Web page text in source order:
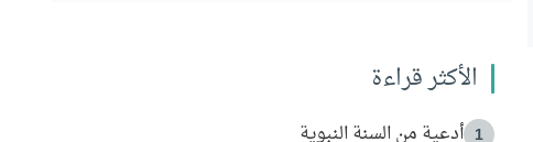
الأكثر قراءة
1 أدعية من السنة النبوية